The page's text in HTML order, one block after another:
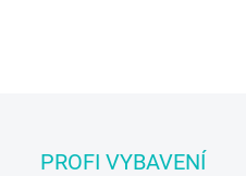
PROFI VYBAVENÍ